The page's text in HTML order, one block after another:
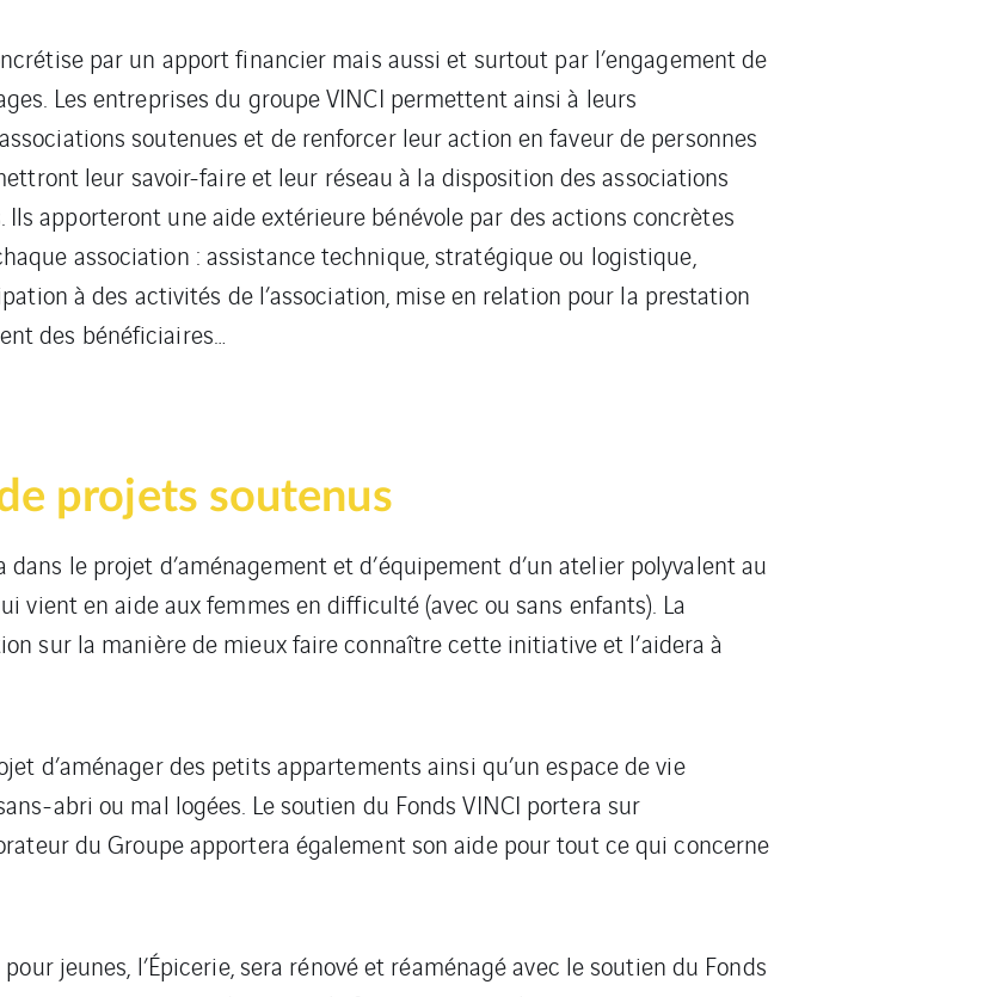
par un apport financier mais aussi et surtout par l’engagement de
Les entreprises du groupe VINCI permettent ainsi à leurs
soutenues et de renforcer leur action en faveur de personnes
leur savoir-faire et leur réseau à la disposition des associations
apporteront une aide extérieure bénévole par des actions concrètes
association : assistance technique, stratégique ou logistique,
à des activités de l’association, mise en relation pour la prestation
des bénéficiaires…
projets soutenus
dans le projet d’aménagement et d’équipement d’un atelier polyvalent au
vient en aide aux femmes en difficulté (avec ou sans enfants). La
sur la manière de mieux faire connaître cette initiative et l’aidera à
d’aménager des petits appartements ainsi qu’un espace de vie
abri ou mal logées. Le soutien du Fonds VINCI portera sur
du Groupe apportera également son aide pour tout ce qui concerne
jeunes, l’Épicerie, sera rénové et réaménagé avec le soutien du Fonds